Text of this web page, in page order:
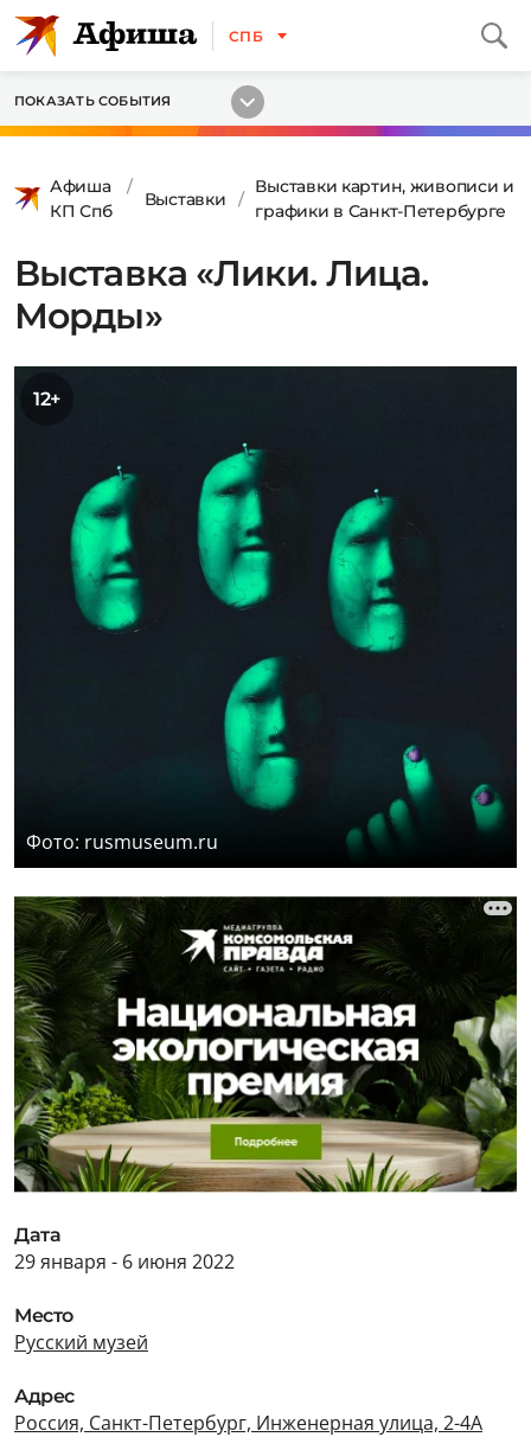
СПБ
ПОКАЗАТЬ СОБЫТИЯ
Афиша
КП Спб
Выставки
Выставки картин, живописи и
графики в Санкт-Петербурге
Выставка «Лики. Лица.
Морды»
12+
Фото: rusmuseum.ru
Дата
29 января - 6 июня 2022
Место
Русский музей
Адрес
Россия, Санкт-Петербург, Инженерная улица, 2-4А